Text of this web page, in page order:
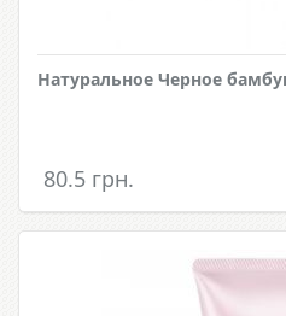
Натуральное Черное
80.5 грн.